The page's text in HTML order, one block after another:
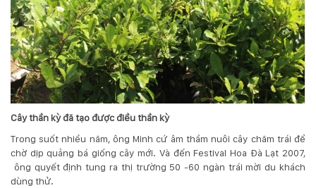
Cây thần kỳ đã tạo được điều thần kỳ
Trong suốt nhiều năm, ông Minh cứ âm thầm nuôi cây chăm trái để
chờ dịp quảng bá giống cây mới. Và đến Festival Hoa Đà Lạt 2007,
ông quyết định tung ra thị trường 50 -60 ngàn trái mời du khách
dùng thử.